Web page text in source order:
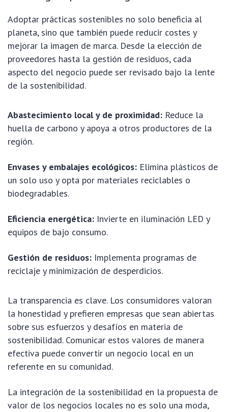
Adoptar prácticas sostenibles no solo beneficia al
planeta, sino que también puede reducir costes y
mejorar la imagen de marca. Desde la elección de
proveedores hasta la gestión de residuos, cada
aspecto del negocio puede ser revisado bajo la lente
de la sostenibilidad.
Abastecimiento local y de proximidad: Reduce la
huella de carbono y apoya a otros productores de la
región.
Envases y embalajes ecológicos: Elimina plásticos de
un solo uso y opta por materiales reciclables o
biodegradables.
Eficiencia energética: Invierte en iluminación LED y
equipos de bajo consumo.
Gestión de residuos: Implementa programas de
reciclaje y minimización de desperdicios.
La transparencia es clave. Los consumidores valoran
la honestidad y prefieren empresas que sean abiertas
sobre sus esfuerzos y desafíos en materia de
sostenibilidad. Comunicar estos valores de manera
efectiva puede convertir un negocio local en un
referente en su comunidad.
La integración de la sostenibilidad en la propuesta de
valor de los negocios locales no es solo una moda,